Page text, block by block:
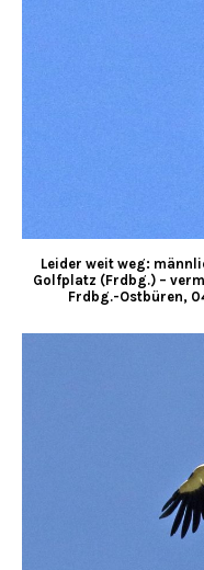
Leider weit weg:
Golfplatz (Frdbg.) –
Frdbg.-Ostbüren,